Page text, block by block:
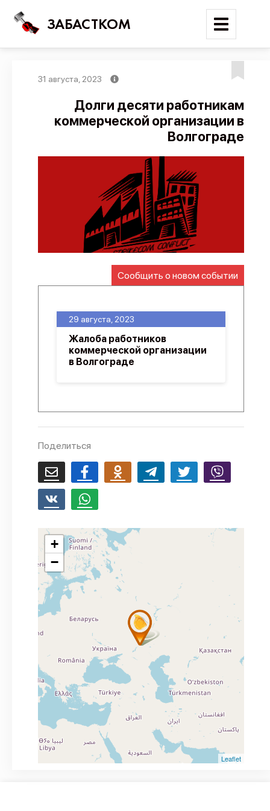
ЗАБАСТКОМ
Поиск
Карта событий
Трудовые конфликты
Отчеты
Предложить публикацию
Справочник
API
О проекте
31 августа, 2023
Долги десяти работникам
коммерческой организации в
Волгограде
Сообщить о новом событии
29 августа, 2023
Жалоба работников
коммерческой организации
в Волгограде
Поделиться
+
−
Leaflet